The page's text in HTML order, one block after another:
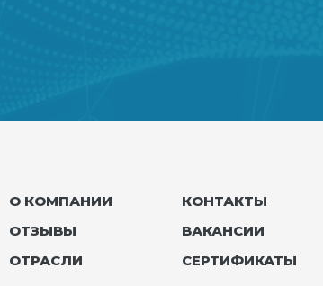
О КОМПАНИИ
ОТЗЫВЫ
ОТРАСЛИ
КОНТАКТЫ
ВАКАНСИИ
СЕРТИФИКАТЫ